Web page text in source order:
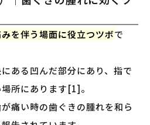
を伴う場面に役立つツボで
ある凹んだ部分にあり、指で
所にあります[1]。
痛い時の歯ぐきの腫れを和ら